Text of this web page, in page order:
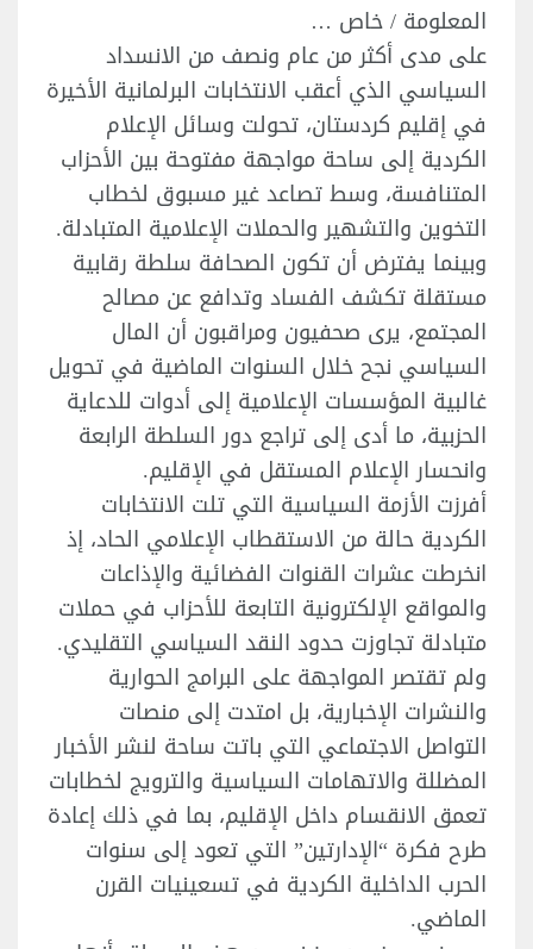
المعلومة / خاص …
على مدى أكثر من عام ونصف من الانسداد
السياسي الذي أعقب الانتخابات البرلمانية الأخيرة
في إقليم كردستان، تحولت وسائل الإعلام
الكردية إلى ساحة مواجهة مفتوحة بين الأحزاب
المتنافسة، وسط تصاعد غير مسبوق لخطاب
التخوين والتشهير والحملات الإعلامية المتبادلة.
وبينما يفترض أن تكون الصحافة سلطة رقابية
مستقلة تكشف الفساد وتدافع عن مصالح
المجتمع، يرى صحفيون ومراقبون أن المال
السياسي نجح خلال السنوات الماضية في تحويل
غالبية المؤسسات الإعلامية إلى أدوات للدعاية
الحزبية، ما أدى إلى تراجع دور السلطة الرابعة
وانحسار الإعلام المستقل في الإقليم.
أفرزت الأزمة السياسية التي تلت الانتخابات
الكردية حالة من الاستقطاب الإعلامي الحاد، إذ
انخرطت عشرات القنوات الفضائية والإذاعات
والمواقع الإلكترونية التابعة للأحزاب في حملات
متبادلة تجاوزت حدود النقد السياسي التقليدي.
ولم تقتصر المواجهة على البرامج الحوارية
والنشرات الإخبارية، بل امتدت إلى منصات
التواصل الاجتماعي التي باتت ساحة لنشر الأخبار
المضللة والاتهامات السياسية والترويج لخطابات
تعمق الانقسام داخل الإقليم، بما في ذلك إعادة
طرح فكرة “الإدارتين” التي تعود إلى سنوات
الحرب الداخلية الكردية في تسعينيات القرن
الماضي.